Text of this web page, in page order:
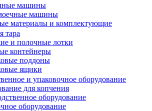
машины
машины
материалы и комплектующие
тара
и полочные лотки
контейнеры
поддоны
ящики
и упаковочное оборудование
для копчения
оборудование
оборудование